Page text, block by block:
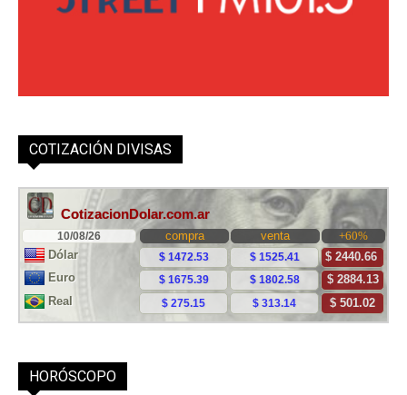
COTIZACIÓN DIVISAS
HORÓSCOPO